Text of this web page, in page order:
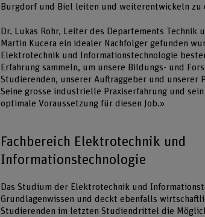
Burgdorf und Biel leiten und weiterentwickeln zu
Dr. Lukas Rohr, Leiter des Departements
Martin Kucera ein idealer Nachfolger gefunden
Elektrotechnik und Informationstechnologie
Erfahrung sammeln, um unsere Bildungs- und
Studierenden, unserer Auftraggeber und unserer
Seine grosse industrielle Praxiserfahrung und
optimale Voraussetzung für diesen Job.»
Fachbereich Elektrotechnik und
Informationstechnologie
Das Studium der Elektrotechnik und
Grundlagenwissen und deckt ebenfalls
Studierenden im letzten Studiendrittel die